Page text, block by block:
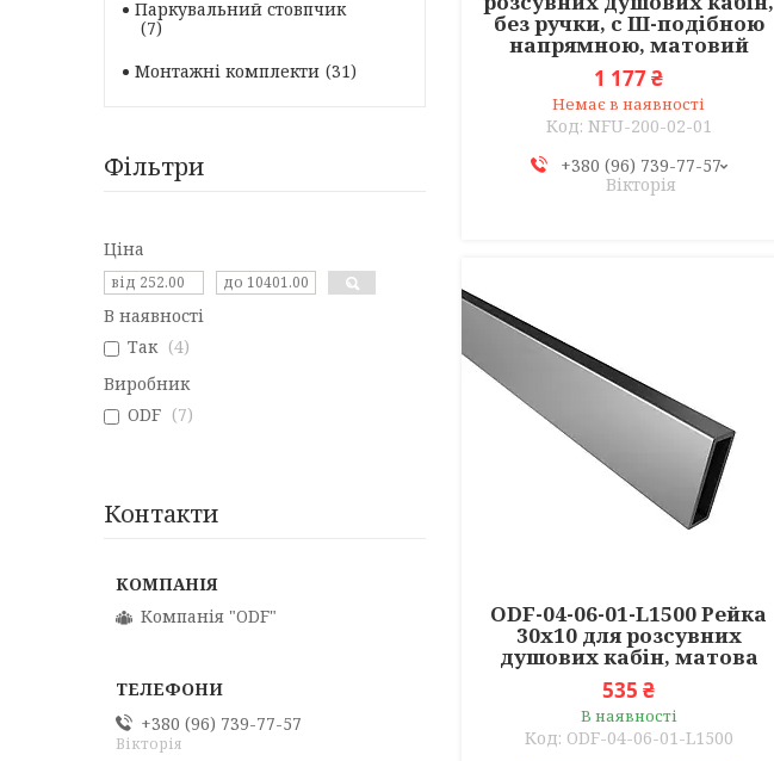
без ручки, с Ш-подібною
напрямною, матовий
1 177 ₴
Немає в наявності
NFU-200-02-01
+380 (96) 739-77-57
Вікторія
ODF-04-06-01-L1500 Рейка
30х10 для розсувних
душових кабін, матова
535 ₴
В наявності
ODF-04-06-01-L1500
Паркувальний стовпчик
7
Монтажні комплекти 31
Фільтри
Ціна
В наявності
Так
4
Виробник
ODF
7
Контакти
Компанія "ODF"
+380 (96) 739-77-57
Вікторія